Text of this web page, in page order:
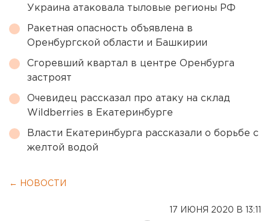
Украина атаковала тыловые регионы РФ
Ракетная опасность объявлена в
Оренбургской области и Башкирии
Сгоревший квартал в центре Оренбурга
застроят
Очевидец рассказал про атаку на склад
Wildberries в Екатеринбурге
Власти Екатеринбурга рассказали о борьбе с
желтой водой
← НОВОСТИ
17 ИЮНЯ 2020 В 13:11